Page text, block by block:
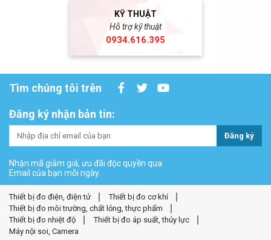
KỸ THUẬT
Hỗ trợ kỹ thuật
0934.616.395
Tìm chúng tôi trên
Đăng ký nhận bản tin:
Đăng ký
Nhận mã giảm giá, ưu đãi độc quyền qua
Email của bạn mỗi ngày.
Thiết bị đo điện, điện tử
Thiết bị đo cơ khí
Thiết bị đo môi trường, chất lỏng, thực phẩm
Thiết bị đo nhiệt độ
Thiết bị đo áp suất, thủy lực
Máy nội soi, Camera